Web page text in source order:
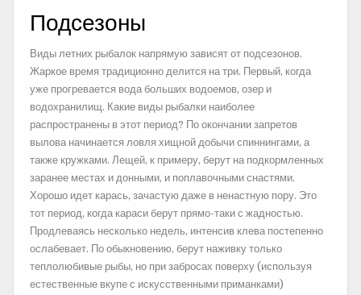
Подсезоны
Виды летних рыбалок напрямую зависят от подсезонов.
Жаркое время традиционно делится на три. Первый, когда
уже прогревается вода больших водоемов, озер и
водохранилищ. Какие виды рыбалки наиболее
распространены в этот период? По окончании запретов
вылова начинается ловля хищной добычи спиннингами, а
также кружками. Лещей, к примеру, берут на подкормленных
заранее местах и донными, и поплавочными снастями.
Хорошо идет карась, зачастую даже в ненастную пору. Это
тот период, когда караси берут прямо-таки с жадностью.
Продлеваясь несколько недель, интенсив клева постепенно
ослабевает. По обыкновению, берут наживку только
теплолюбивые рыбы, но при забросах поверху (используя
естественные вкупе с искусственными приманками)